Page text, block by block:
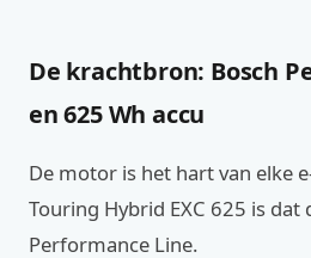
De krachtbron: Bosch
en 625 Wh accu
De motor is het hart van elke
Touring Hybrid EXC 625 is dat
Performance Line.